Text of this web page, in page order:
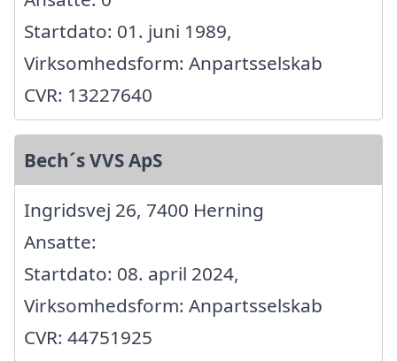
Startdato: 01. juni 1989,
Virksomhedsform: Anpartsselskab
CVR: 13227640
Bech´s VVS ApS
Ingridsvej 26, 7400 Herning
Ansatte:
Startdato: 08. april 2024,
Virksomhedsform: Anpartsselskab
CVR: 44751925